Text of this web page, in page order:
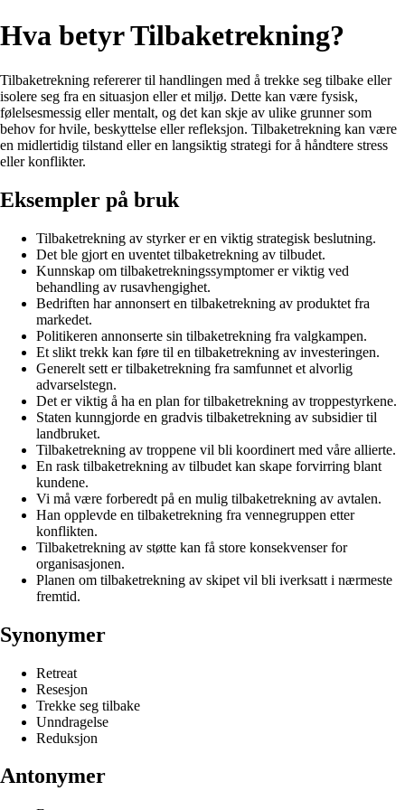
Hva betyr Tilbaketrekning?
Tilbaketrekning refererer til handlingen med å trekke seg tilbake eller
isolere seg fra en situasjon eller et miljø. Dette kan være fysisk,
følelsesmessig eller mentalt, og det kan skje av ulike grunner som
behov for hvile, beskyttelse eller refleksjon. Tilbaketrekning kan være
en midlertidig tilstand eller en langsiktig strategi for å håndtere stress
eller konflikter.
Eksempler på bruk
Tilbaketrekning av styrker er en viktig strategisk beslutning.
Det ble gjort en uventet tilbaketrekning av tilbudet.
Kunnskap om tilbaketrekningssymptomer er viktig ved
behandling av rusavhengighet.
Bedriften har annonsert en tilbaketrekning av produktet fra
markedet.
Politikeren annonserte sin tilbaketrekning fra valgkampen.
Et slikt trekk kan føre til en tilbaketrekning av investeringen.
Generelt sett er tilbaketrekning fra samfunnet et alvorlig
advarselstegn.
Det er viktig å ha en plan for tilbaketrekning av troppestyrkene.
Staten kunngjorde en gradvis tilbaketrekning av subsidier til
landbruket.
Tilbaketrekning av troppene vil bli koordinert med våre allierte.
En rask tilbaketrekning av tilbudet kan skape forvirring blant
kundene.
Vi må være forberedt på en mulig tilbaketrekning av avtalen.
Han opplevde en tilbaketrekning fra vennegruppen etter
konflikten.
Tilbaketrekning av støtte kan få store konsekvenser for
organisasjonen.
Planen om tilbaketrekning av skipet vil bli iverksatt i nærmeste
fremtid.
Synonymer
Retreat
Resesjon
Trekke seg tilbake
Unndragelse
Reduksjon
Antonymer